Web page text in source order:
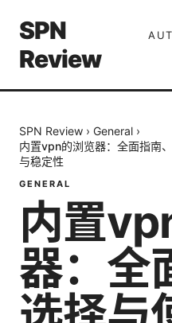
SPN
Review
SPN Review › General ›
内置vpn的浏览器：全面指南
与稳定性
GENERAL
内置
器：全